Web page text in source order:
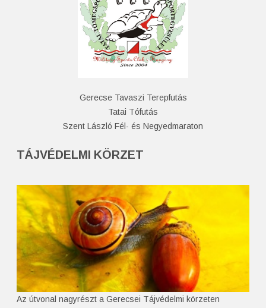
Gerecse Tavaszi Terepfutás
Tatai Tófutás
Szent László Fél- és Negyedmaraton
TÁJVÉDELMI KÖRZET
Az útvonal nagyrészt a Gerecsei Tájvédelmi körzeten